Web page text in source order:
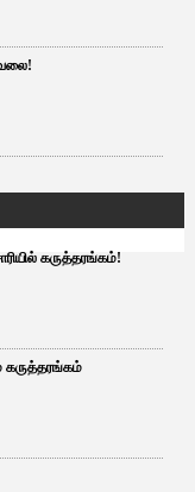
கருத்தரங்கம்!
கருத்தரங்கம்